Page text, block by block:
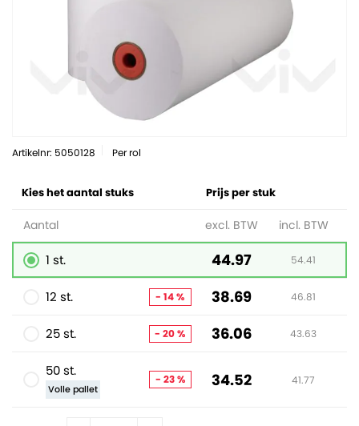
Artikelnr: 5050128 Per rol
Kies het aantal stuks Prijs per stuk
Aantal excl. BTW incl. BTW
1 st. 44.97 54.41
12 st. - 14 % 38.69 46.81
25 st. - 20 % 36.06 43.63
50 st.
Volle pallet
- 23 % 34.52 41.77